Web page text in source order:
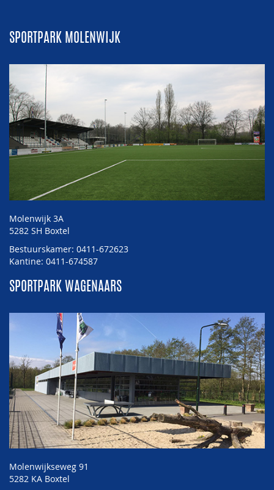
SPORTPARK MOLENWIJK
Molenwijk 3A
5282 SH Boxtel
Bestuurskamer: 0411-672623
Kantine: 0411-674587
SPORTPARK WAGENAARS
Molenwijkseweg 91
5282 KA Boxtel